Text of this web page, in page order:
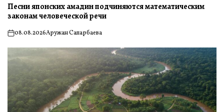
Песни японских амадин подчиняются математическим
законам человеческой речи
on08.08.2026Аружан Сапарбаева